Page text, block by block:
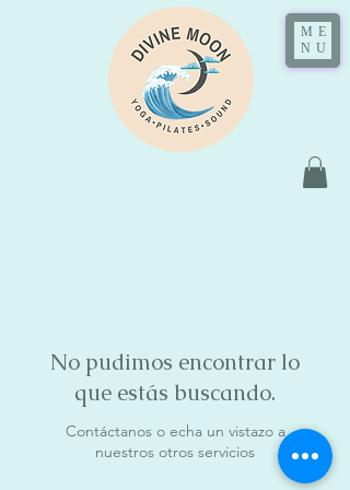
ME
NU
No pudimos encontrar lo
que estás buscando.
Contáctanos o echa un vistazo a
nuestros otros servicios